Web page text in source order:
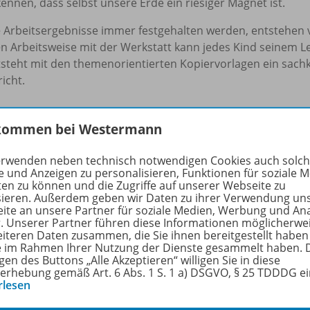
Arbeitsergebnisse immer festgehalten werden, entstehen
Arbeitsweise mit der Werkstatt kann jedes Kind seinem
mit den themenorientierten Kopiervorlagen ein
NMG, Lesen, Schreiben, Wahrnehmung, Rechnen,
für das 1. und 2. Schuljahr, in Jahrgangsklassen
Schuleingangsphase)
: je 80 Seiten mit 20 Werkstattaufgaben – dazu passende
Schwierigkeitsgraden), Vorbereitungs- und
Schwerpunkt und Lehrplanbezug,
kartonierte Lesekarten und Spielvorlagen.
Sie mehr über die Reihe
bei Westermann
neben technisch notwendigen Cookies auch
und Anzeigen zu personalisieren, Funktionen für soziale
zu können und die Zugriffe auf unserer Webseite zu
Außerdem geben wir Daten zu ihrer Verwendung
an unsere Partner für soziale Medien, Werbung und
Unserer Partner führen diese Informationen
Daten zusammen, die Sie ihnen bereitgestellt
im Rahmen Ihrer Nutzung der Dienste gesammelt haben.
des Buttons „Alle Akzeptieren“ willigen Sie in diese
gemäß Art. 6 Abs. 1 S. 1 a) DSGVO, § 25 TDDDG